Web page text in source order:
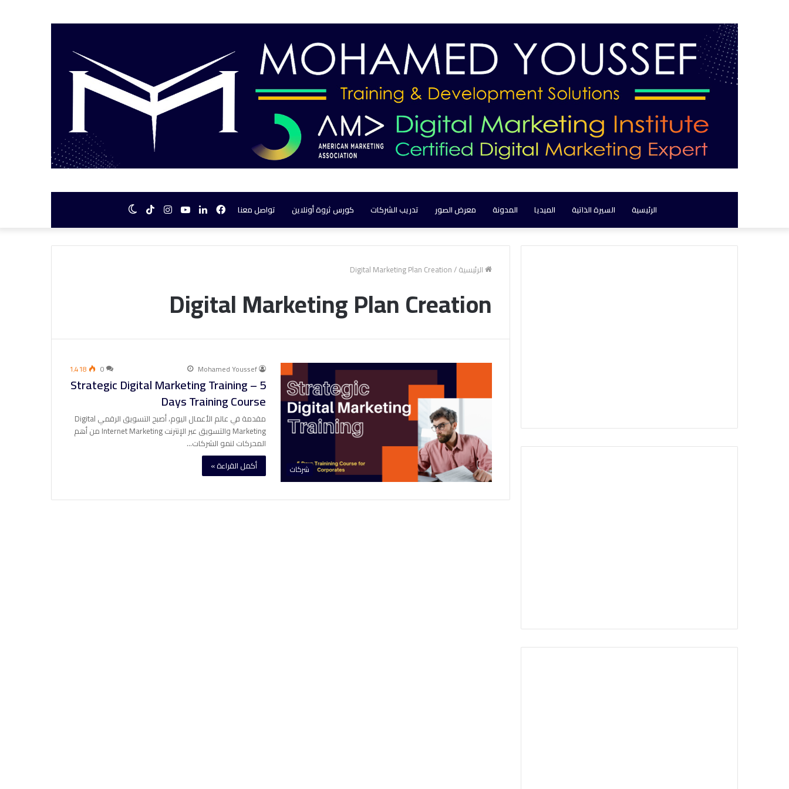
الرئيسية السيرة الذاتية الميديا المدونة معرض الصور تدريب الشركات كورس ثروة أونلاين تواصل معنا
المظلم
TikTok
انستقرام يوتيوب لينكدإنفيسبوك
الرئيسية/
Digital Marketing Plan Creation
Digital Marketing Plan Creation
شركات
Mohamed Youssef
0 1٬418
Strategic Digital Marketing Training – 5
Days Training Course
مقدمة في عالم الأعمال اليوم، أصبح التسويق الرقمي Digital
Marketing والتسويق عبر الإنترنت Internet Marketing من أهم
المحركات لنمو الشركات…
أكمل القراءة »